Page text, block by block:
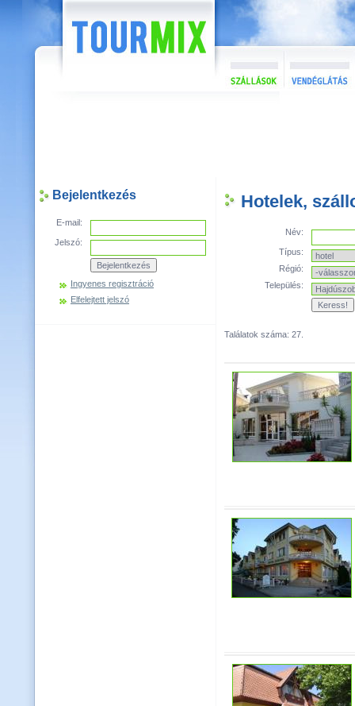
Bejelentkezés
E-mail:
Jelszó:
Ingyenes regisztráció
Elfelejtett jelszó
Hotelek,
Név:
Típus:
Régió:
Település:
Találatok száma: 27.